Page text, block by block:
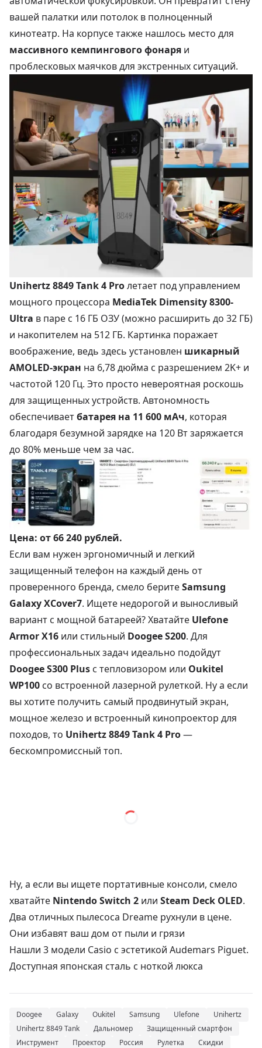
вашей палатки или потолок в полноценный
кинотеатр. На корпусе также нашлось место для
массивного кемпингового фонаря и
проблесковых маячков для экстренных ситуаций.
Unihertz 8849 Tank 4 Proлетает под управлением
мощного процессора MediaTek Dimensity 8300-
Ultra в паре с 16 ГБ ОЗУ (можно расширить до 32 ГБ)
и накопителем на 512 ГБ. Картинка поражает
воображение, ведь здесь установлен шикарный
AMOLED-экран на 6,78 дюйма с разрешением 2K+ и
частотой 120 Гц. Это просто невероятная роскошь
для защищенных устройств. Автономность
обеспечиваетбатарея на 11 600 мАч, которая
благодаря безумной зарядке на 120 Вт заряжается
до 80% меньше чем за час.
Цена: от 66 240 рублей.
Если вам нужен эргономичный и легкий
защищенный телефон на каждый день от
проверенного бренда, смело беритеSamsung
Galaxy XCover7. Ищете недорогой и выносливый
вариант с мощной батареей? Хватайте Ulefone
Armor X16 или стильный Doogee S200. Для
профессиональных задач идеально подойдут
Doogee S300 Plus с тепловизором или Oukitel
WP100 со встроенной лазерной рулеткой. Ну а если
вы хотите получить самый продвинутый экран,
мощное железо и встроенный кинопроектор для
походов, то Unihertz 8849 Tank 4 Pro—
бескомпромиссный топ.
Ну, а если вы ищете портативные консоли, смело
хватайте Nintendo Switch 2 или Steam Deck OLED.
Два отличных пылесоса Dreame рухнули в цене.
Они избавят ваш дом от пыли и грязи
Нашли 3 модели Casio с эстетикой Audemars Piguet.
Доступная японская сталь с ноткой люкса
Doogee Galaxy Oukitel Samsung Ulefone
Unihertz
Unihertz 8849 Tank
Дальномер
Защищенный смартфон
Инструмент
Проектор Россия Рулетка
Скидки